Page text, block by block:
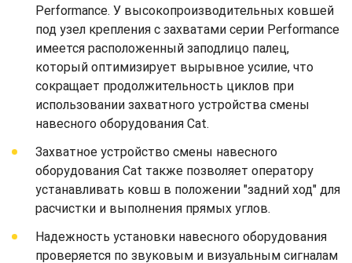
Performance. У высокопроизводительных ковшей
под узел крепления с захватами серии Performance
имеется расположенный заподлицо палец,
который оптимизирует вырывное усилие, что
сокращает продолжительность циклов при
использовании захватного устройства смены
навесного оборудования Cat.
Захватное устройство смены навесного
оборудования Cat также позволяет оператору
устанавливать ковш в положении "задний ход" для
расчистки и выполнения прямых углов.
Надежность установки навесного оборудования
проверяется по звуковым и визуальным сигналам